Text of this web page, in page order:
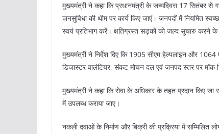
मुख्यमंत्री ने कहा कि प्रधानमंत्री के जन्मदिवस 17 सितंबर से
जनसुविधा की थीम पर कार्य किए जाएं। जनपदों में नियमित
स्वयं प्रतिभाग करें। क्षतिग्रस्त सड़कों को जल्द सुचारु करने
मुख्यमंत्री ने निर्देश दिए कि 1905 सीएम हेल्पलाइन और 1064
डिजास्टर वालंटियर, संकट मोचन दल एवं जनपद स्तर पर मॉक
मुख्यमंत्री ने कहा कि सेवा के अधिकार के तहत प्रदान किए जा
में उपलब्ध कराया जाए।
नकली दवाओं के निर्माण और बिक्री की प्रक्रिया में सम्मिलित